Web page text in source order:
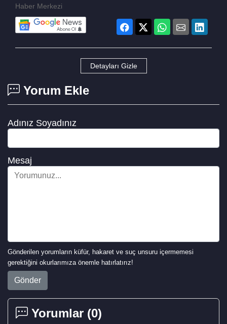
Haber Merkezi
Detayları Gizle
Yorum Ekle
Adınız Soyadınız
Mesaj
Gönderilen yorumların küfür, hakaret ve suç unsuru içermemesi
gerektiğini okurlarımıza önemle hatırlatırız!
Gönder
Yorumlar (0)